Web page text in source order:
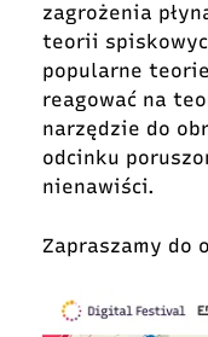
zagrożenia
teorii
popularne
reagować na
narzędzie do
odcinku
nienawiści.
Zapraszamy do